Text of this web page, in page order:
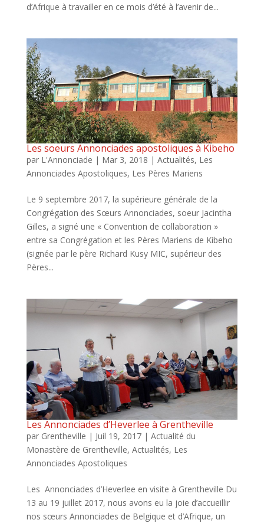
d’Afrique à travailler en ce mois d’été à l’avenir de...
Les soeurs Annonciades apostoliques à Kibeho
par L'Annonciade | Mar 3, 2018 | Actualités, Les
Annonciades Apostoliques, Les Pères Mariens
Le 9 septembre 2017, la supérieure générale de la
Congrégation des Sœurs Annonciades, soeur Jacintha
Gilles, a signé une « Convention de collaboration »
entre sa Congrégation et les Pères Mariens de Kibeho
(signée par le père Richard Kusy MIC, supérieur des
Pères...
Les Annonciades d’Heverlee à Grentheville
par Grentheville | Juil 19, 2017| Actualité du
Monastère de Grentheville, Actualités, Les
Annonciades Apostoliques
Les Annonciades d’Heverlee en visite à Grentheville Du
13 au 19 juillet 2017, nous avons eu la joie d’accueillir
nos sœurs Annonciades de Belgique et d’Afrique, un